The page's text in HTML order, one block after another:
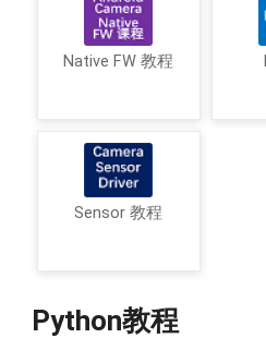
Native FW 教程
Sensor 教程
Python教程